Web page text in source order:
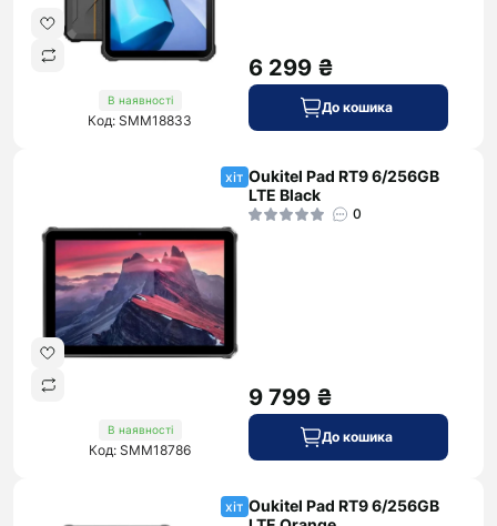
В наявності
Код: SMM18833
6 299 ₴
До кошика
хіт
В наявності
Код: SMM18786
Oukitel Pad RT9 6/256GB
LTE Black
0
9 799 ₴
До кошика
хіт Oukitel Pad RT9 6/256GB